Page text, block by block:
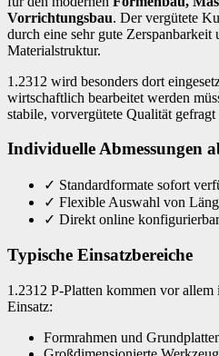
Vorrichtungsbau. Der vergütete
durch eine sehr gute Zerspanbarkeit
Materialstruktur.
1.2312 wird besonders dort
wirtschaftlich bearbeitet werden
stabile, vorvergütete Qualität gefragt
Individuelle Abmessungen
✓ Standardformate sofort
✓ Flexible Auswahl von
✓ Direkt online
Typische Einsatzbereiche
1.2312 P-Platten kommen vor
Einsatz:
Formrahmen und